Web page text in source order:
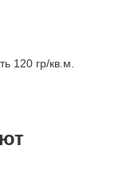
120 гр/кв.м.